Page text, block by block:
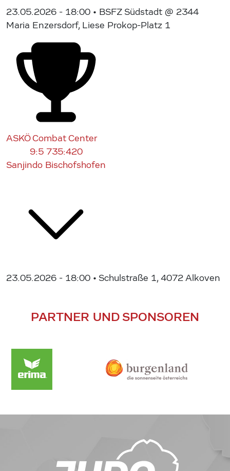
23.05.2026 - 18:00 • BSFZ Südstadt @ 2344
Maria Enzersdorf, Liese Prokop-Platz 1
ASKÖ Combat Center
9:5 735:420
Sanjindo Bischofshofen
23.05.2026 - 18:00 • Schulstraße 1, 4072 Alkoven
PARTNER UND SPONSOREN